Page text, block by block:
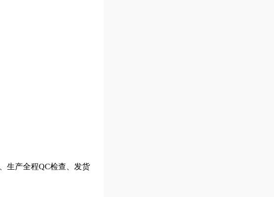
生产全程QC检查、发货